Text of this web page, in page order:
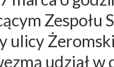
Zespołu
ulicy
udział